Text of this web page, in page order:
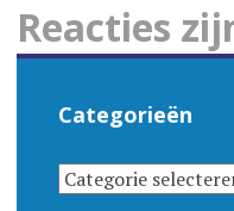
Reacties
Categorieën
CATEGORIEËN